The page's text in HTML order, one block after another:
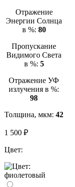
Отражение
Энергии Солнца
в %: 80
Пропускание
Видимого Света
в %: 5
Отражение УФ
излучения в %:
98
Толщина, мкм:42
1 500 ₽
Цвет: